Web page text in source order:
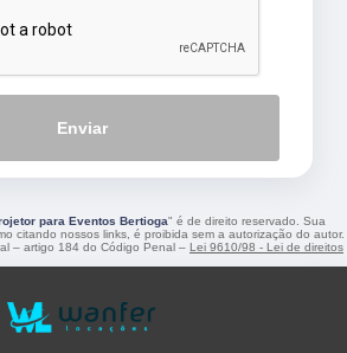
Enviar
para Eventos Bertioga" é de direito reservado. Sua
citando nossos links, é proibida sem a autorização do autor.
– artigo 184 do Código Penal – Lei 9610/98 - Lei de direitos